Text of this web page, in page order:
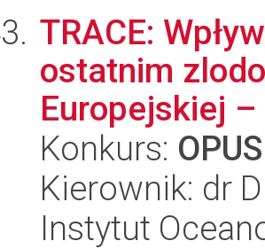
TRACE:
ostatnim
Europejskiej
Konkurs:
Kierownik: dr
Instytut